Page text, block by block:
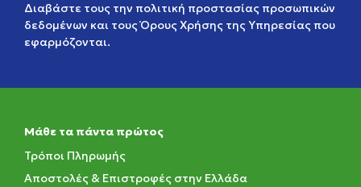
Διαβάστε τους την πολιτική προστασίας προσωπικών
δεδομένων και τουςΌρους Χρήσης της Υπηρεσίας που
εφαρμόζονται.
Μάθε τα πάντα πρώτος
Τρόποι Πληρωμής
Αποστολές & Επιστροφές στην Ελλάδα